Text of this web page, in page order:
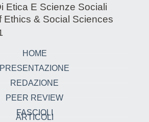
Etica E Scienze Sociali
Ethics & Social Sciences
HOME
PRESENTAZIONE
REDAZIONE
PEER REVIEW
FASCIOLI
ARTICOLI